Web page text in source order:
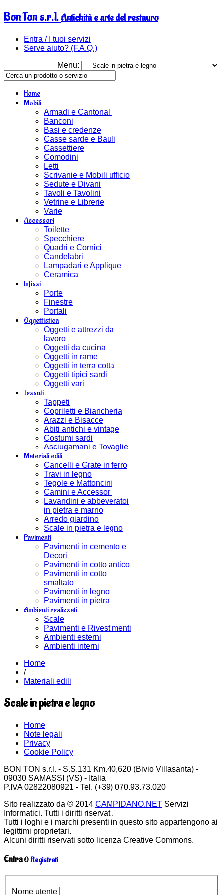
Bon Ton s.r.l.Antichità e arte del restauro
Entra / I tuoi servizi
Serve aiuto? (F.A.Q.)
Menu:
Home
Mobili
Armadi e Cantonali
Banconi
Basi e credenze
Casse sarde e Bauli
Cassettiere
Comodini
Letti
Scrivanie e Mobili ufficio
Sedute e Divani
Tavoli e Tavolini
Vetrine e Librerie
Varie
Accessori
Toilette
Specchiere
Quadri e Cornici
Candelabri
Lampadari e Applique
Ceramica
Infissi
Porte
Finestre
Portali
Oggettistica
Oggetti e attrezzi da
lavoro
Oggetti da cucina
Oggetti in rame
Oggetti in terra cotta
Oggetti tipici sardi
Oggetti vari
Tessuti
Tappeti
Copriletti e Biancheria
Arazzi e Bisacce
Abiti antichi e vintage
Costumi sardi
Asciugamani e Tovaglie
Materiali edili
Cancelli e Grate in ferro
Travi in legno
Tegole e Mattoncini
Camini e Accessori
Lavandini e abbeveratoi
in pietra e marno
Arredo giardino
Scale in pietra e legno
Pavimenti
Pavimenti in cemento e
Decori
Pavimenti in cotto antico
Pavimenti in cotto
smaltato
Pavimenti in legno
Pavimenti in pietra
Ambienti realizzati
Scale
Pavimenti e Rivestimenti
Ambienti esterni
Ambienti interni
Home
/
Materiali edili
Scale in pietra e legno
Home
Note legali
Privacy
Cookie Policy
BON TON s.r.l. - S.S.131 Km.40,620 (Bivio Villasanta) -
09030 SAMASSI (VS) - Italia
P.IVA 02822080921 - Tel. (+39) 070.93.73.020
Sito realizzato da © 2014 CAMPIDANO.NET Servizi
Informatici. Tutti i diritti riservati.
Tutti i loghi e i marchi presenti in questo sito appartengono ai
legittimi proprietari.
Alcuni diritti riservati sotto licenza Creative Commons.
EntraORegistrati
Nome utente